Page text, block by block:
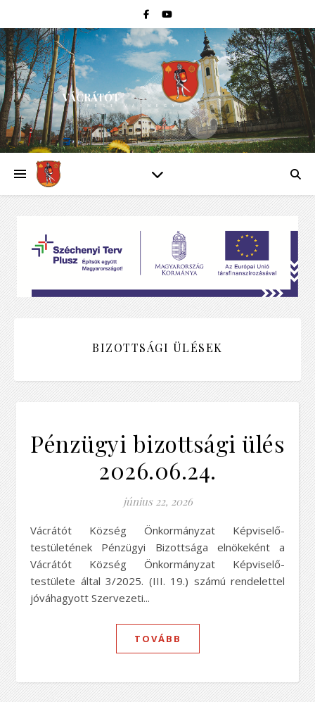
VÁCRÁTÓT
PEST VÁRMEGYE
BIZOTTSÁGI ÜLÉSEK
Pénzügyi bizottsági ülés
2026.06.24.
június 22, 2026
Vácrátót Község Önkormányzat Képviselő-
testületének Pénzügyi Bizottsága elnökeként a
Vácrátót Község Önkormányzat Képviselő-
testülete által 3/2025. (III. 19.) számú rendelettel
jóváhagyott Szervezeti...
TOVÁBB